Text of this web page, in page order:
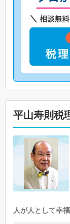
平山寿則税
人が人として幸